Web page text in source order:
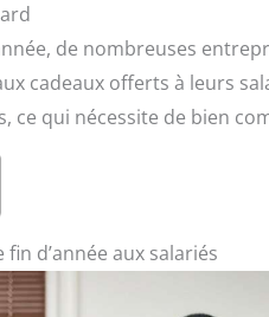
de nombreuses
cadeaux offerts à leurs
ce qui nécessite de bien
d’année aux salariés